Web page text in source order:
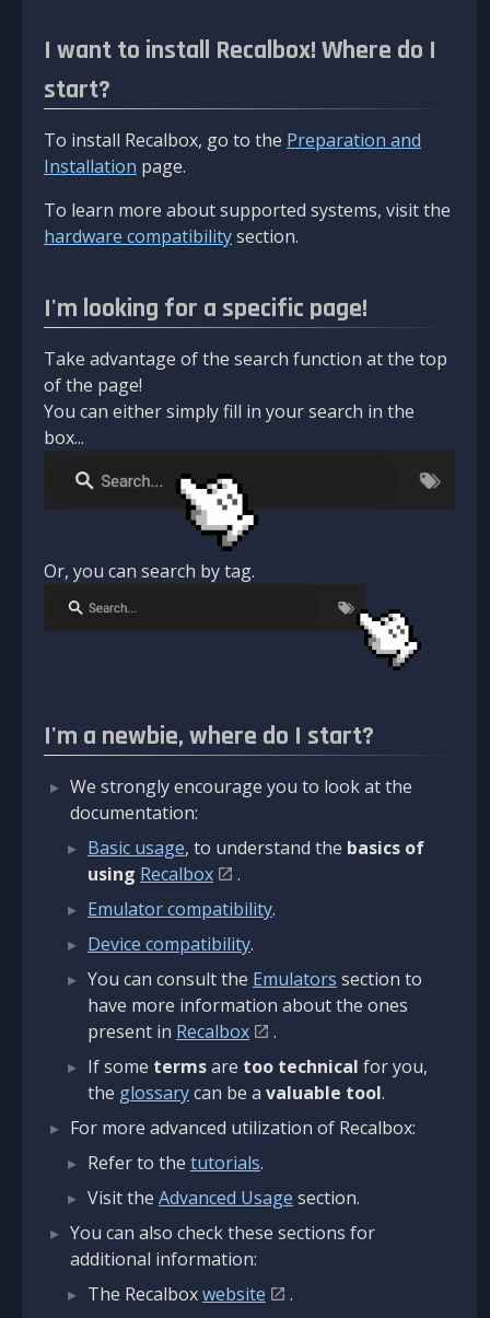
I want to install Recalbox! Where do I
start?
To install Recalbox, go to the Preparation and
Installation page.
To learn more about supported systems, visit the
hardware compatibilitysection.
I'm looking for a specific page!
Take advantage of the search function at the top
of the page!
You can either simply fill in your search in the
box...
Or, you can search by tag.
I'm a newbie, where do I start?
We strongly encourage you to look at the
documentation:
Basic usage, to understand the basics of
using Recalbox
.
Emulator compatibility.
Device compatibility.
You can consult the Emulators section to
have more information about the ones
present in Recalbox
.
If some termsare too technical for you,
the glossarycan be a valuable tool.
For more advanced utilization of Recalbox:
Refer to the tutorials.
Visit the Advanced Usage section.
You can also check these sections for
additional information:
The Recalboxwebsite
.